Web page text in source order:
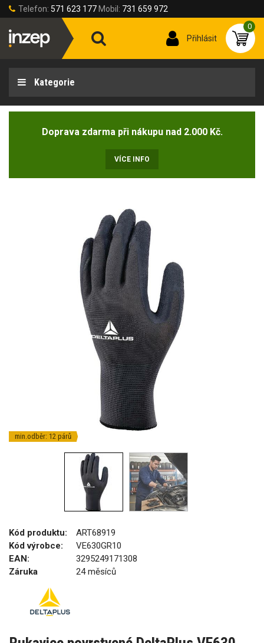
Telefon: 571 623 177 Mobil: 731 659 972
Přihlásit
0
Kategorie
Doprava zdarma při nákupu nad 2.000 Kč.
VÍCE INFO
min.odběr: 12 párů
Kód produktu:
ART68919
Kód výrobce:
VE630GR10
EAN:
3295249171308
Záruka
24 měsíců